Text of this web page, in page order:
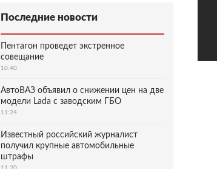
Последние новости
Пентагон проведет экстренное
совещание
10:40
АвтоВАЗ объявил о снижении цен на две
модели Lada с заводским ГБО
11:24
Известный российский журналист
получил крупные автомобильные
штрафы
11:20